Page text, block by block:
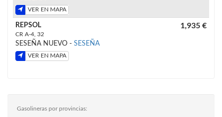
VER EN MAPA
REPSOL
CR A-4, 32
SESEÑA NUEVO - SESEÑA
VER EN MAPA
1,935 €
Gasolineras por provincias: